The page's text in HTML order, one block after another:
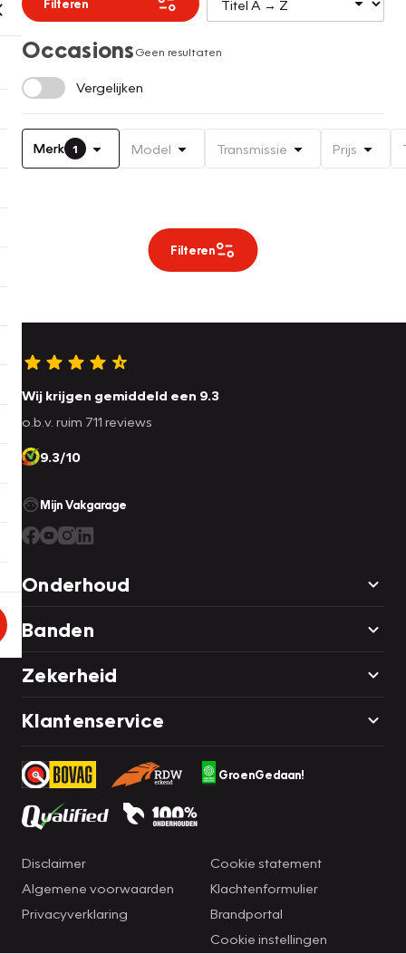
Filteren
OccasionsGeen resultaten
Vergelijken
Merk 1 Model Transmissie Prijs
Filteren
Wij krijgen gemiddeld een 9.3
o.b.v. ruim 711 reviews
9.3/10
Mijn Vakgarage
Onderhoud
Banden
Zekerheid
Klantenservice
GroenGedaan!
Disclaimer
Algemene voorwaarden
Privacyverklaring
Cookie statement
Klachtenformulier
Brandportal
Cookie instellingen